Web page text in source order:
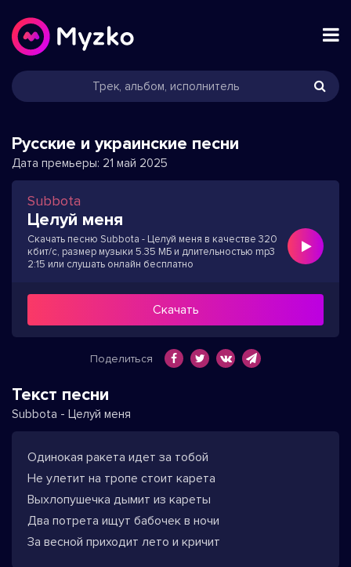
Русские и украинские песни
Дата премьеры: 21 май 2025
Subbota
Целуй меня
Скачать песню Subbota - Целуй меня в качестве 320
кбит/с, размер музыки 5.35 МБ и длительностью mp3
2:15 или слушать онлайн бесплатно
Скачать
Поделиться
Текст песни
Subbota - Целуй меня
Одинокая ракета идет за тобой
Не улетит на тропе стоит карета
Выхлопушечка дымит из кареты
Два потрета ищут бабочек в ночи
За весной приходит лето и кричит